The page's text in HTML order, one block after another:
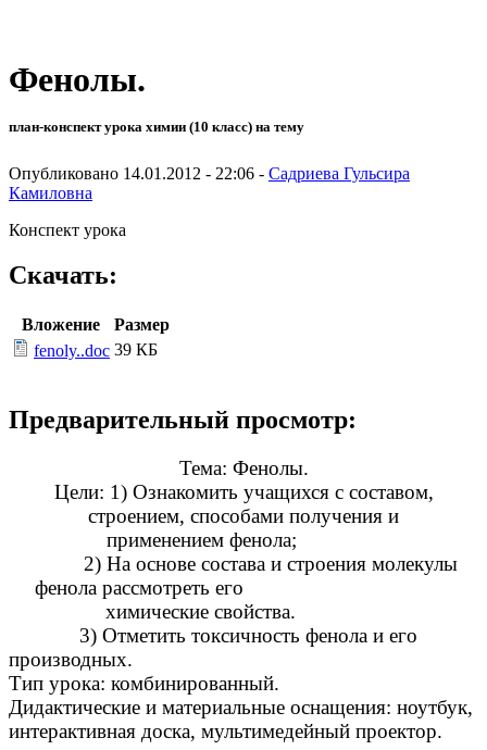
Фенолы.
план-конспект урока химии (10 класс) на тему
Опубликовано 14.01.2012 - 22:06 - Садриева Гульсира
Камиловна
Конспект урока
Скачать:
Вложение
Размер
fenoly..doc 39 КБ
Предварительный просмотр:
Тема: Фенолы.
Цели: 1) Ознакомить учащихся с составом,
строением, способами получения и
применением фенола;
2) На основе состава и строения молекулы
фенола рассмотреть его
химические свойства.
3) Отметить токсичность фенола и его
производных.
Тип урока: комбинированный.
Дидактические и материальные оснащения: ноутбук,
интерактивная доска, мультимедейный проектор.